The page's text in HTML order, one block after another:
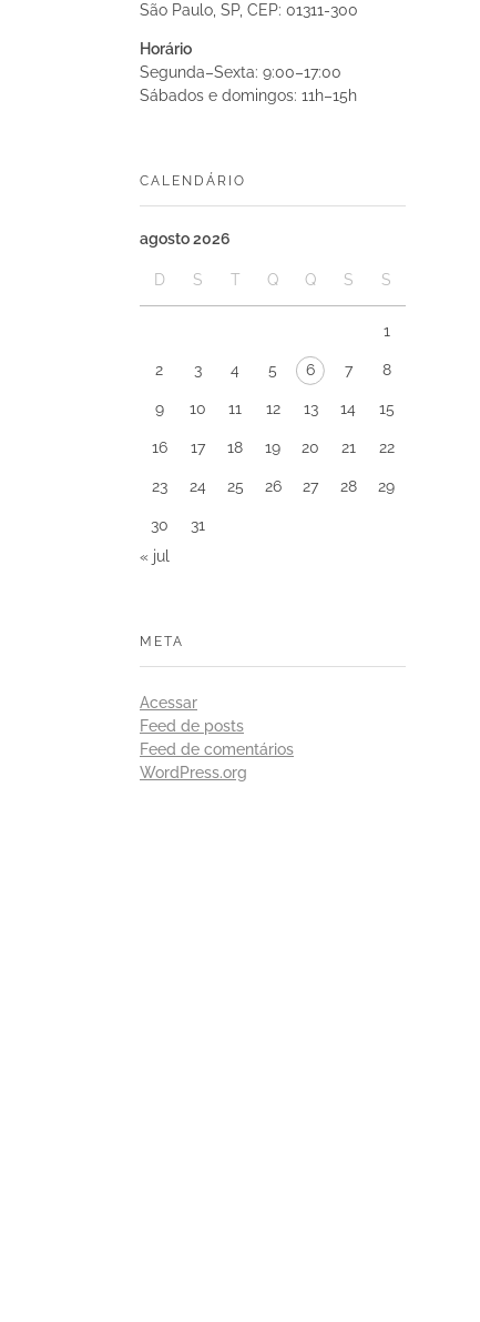
São Paulo, SP, CEP: 01311-300
Horário
Segunda–Sexta: 9:00–17:00
Sábados e domingos: 11h–15h
CALENDÁRIO
agosto 2026
D S T Q Q S S
1
2 3 4 5 6 7 8
9 10 11 12 13 14 15
16 17 18 19 20 21 22
23 24 25 26 27 28 29
30
31
« jul
META
Acessar
Feed de posts
Feed de comentários
WordPress.org